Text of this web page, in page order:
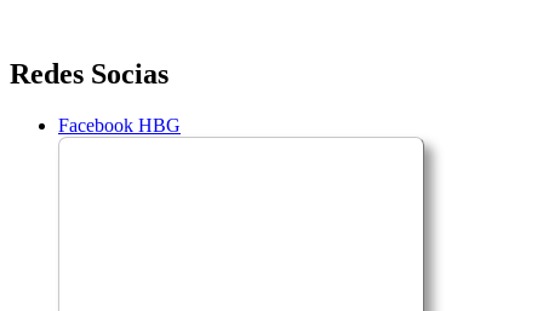
Saltar
para
conteúdo
Redes Socias
Facebook HBG